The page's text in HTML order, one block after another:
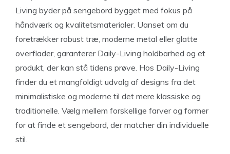
Living byder på sengebord bygget med fokus på
håndværk og kvalitetsmaterialer. Uanset om du
foretrækker robust træ, moderne metal eller glatte
overflader, garanterer Daily-Living holdbarhed og et
produkt, der kan stå tidens prøve. Hos Daily-Living
finder du et mangfoldigt udvalg af designs fra det
minimalistiske og moderne til det mere klassiske og
traditionelle. Vælg mellem forskellige farver og former
for at finde et sengebord, der matcher din individuelle
stil.